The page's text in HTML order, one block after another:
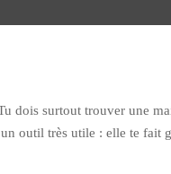
dois surtout trouver une
outil très utile : elle te fait